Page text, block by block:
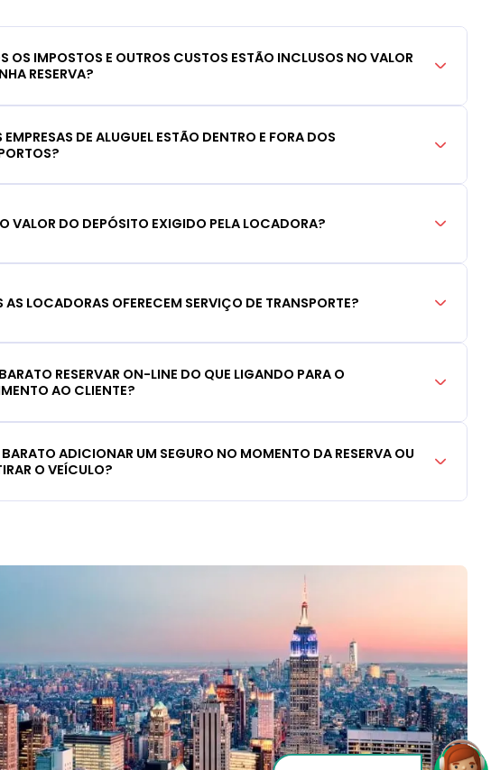
OS IMPOSTOS E OUTROS CUSTOS ESTÃO INCLUSOS NO VALOR
RESERVA?
EMPRESAS DE ALUGUEL ESTÃO DENTRO E FORA DOS
VALOR DO DEPÓSITO EXIGIDO PELA LOCADORA?
AS LOCADORAS OFERECEM SERVIÇO DE TRANSPORTE?
RESERVAR ON-LINE DO QUE LIGANDO PARA O
AO CLIENTE?
BARATO ADICIONAR UM SEGURO NO MOMENTO DA RESERVA OU
O VEÍCULO?